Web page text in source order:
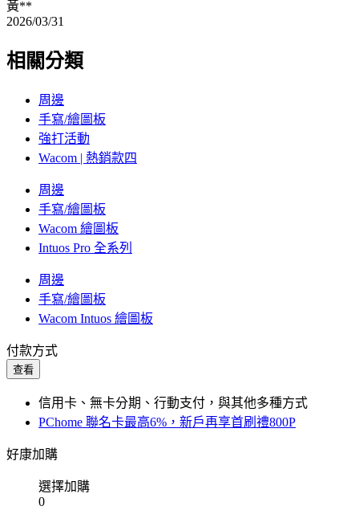
黃**
2026/03/31
相關分類
周邊
手寫/繪圖板
強打活動
Wacom | 熱銷款四
周邊
手寫/繪圖板
Wacom 繪圖板
Intuos Pro 全系列
周邊
手寫/繪圖板
Wacom Intuos 繪圖板
付款方式
查看
信用卡、無卡分期、行動支付，與其他多種方式
PChome 聯名卡最高6%，新戶再享首刷禮800P
好康加購
選擇加購
0